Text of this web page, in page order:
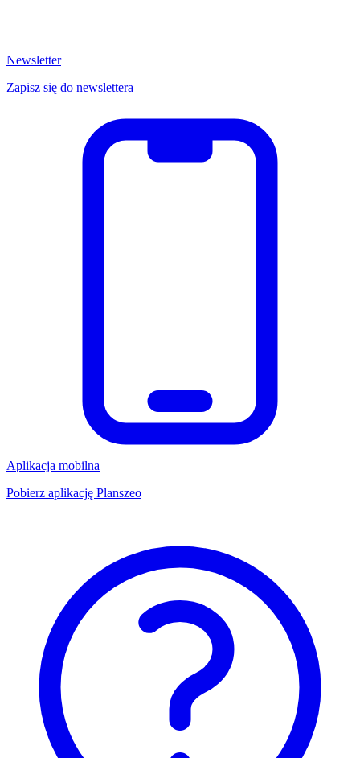
Newsletter
Zapisz się do newslettera
Aplikacja mobilna
Pobierz aplikację Planszeo